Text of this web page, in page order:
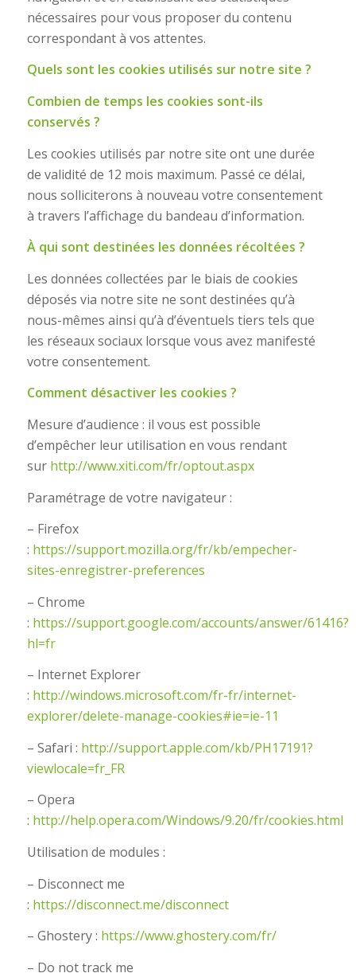
nécessaires pour vous proposer du contenu
correspondant à vos attentes.
Quels sont les cookies utilisés sur notre site ?
Combien de temps les cookies sont-ils
conservés ?
Les cookies utilisés par notre site ont une durée
de validité de 12 mois maximum. Passé ce délai,
nous solliciterons à nouveau votre consentement
à travers l’affichage du bandeau d’information.
À qui sont destinées les données récoltées ?
Les données collectées par le biais de cookies
déposés via notre site ne sont destinées qu’à
nous-mêmes ainsi qu’à d’éventuels tiers tels que
les réseaux sociaux lorsque vous avez manifesté
votre consentement.
Comment désactiver les cookies ?
Mesure d’audience : il vous est possible
d’empêcher leur utilisation en vous rendant
sur http://www.xiti.com/fr/optout.aspx
Paramétrage de votre navigateur :
– Firefox
: https://support.mozilla.org/fr/kb/empecher-
sites-enregistrer-preferences
– Chrome
: https://support.google.com/accounts/answer/61416?
hl=fr
– Internet Explorer
: http://windows.microsoft.com/fr-fr/internet-
explorer/delete-manage-cookies#ie=ie-11
– Safari : http://support.apple.com/kb/PH17191?
viewlocale=fr_FR
– Opera
: http://help.opera.com/Windows/9.20/fr/cookies.html
Utilisation de modules :
– Disconnect me
: https://disconnect.me/disconnect
– Ghostery : https://www.ghostery.com/fr/
– Do not track me